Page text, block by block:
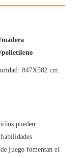
polietileno
847X582 cm.
pueden
juego fomentan el